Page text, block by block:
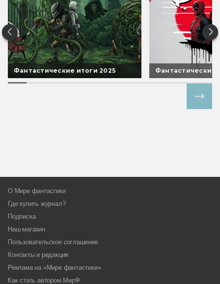
Фантастические итоги 2025 Фантастические
О Мире фантастики
Где купить журнал?
Подписка
Наш магазин
Пользовательское соглашение
Контакты и редакция
Реклама на «Мире фантастики»
Как стать автором МирФ